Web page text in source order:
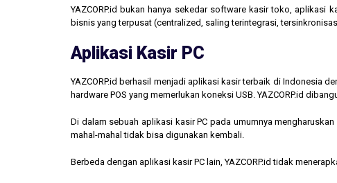
YAZCORP.id bukan hanya sekedar software kasir toko, aplikasi
bisnis yang terpusat (centralized, saling terintegrasi,
Aplikasi Kasir PC
YAZCORP.id berhasil menjadi aplikasi kasir terbaik di Indonesia
hardware POS yang memerlukan koneksi USB. YAZCORP.id
Di dalam sebuah aplikasi kasir PC pada umumnya
mahal-mahal tidak bisa digunakan kembali.
Berbeda dengan aplikasi kasir PC lain, YAZCORP.id tidak